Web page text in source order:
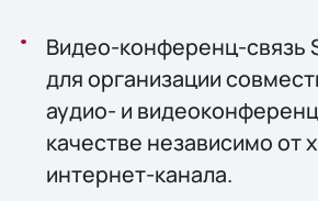
Видео-конференц-связь
для организации
аудио- и
качестве независимо от
интернет-канала.